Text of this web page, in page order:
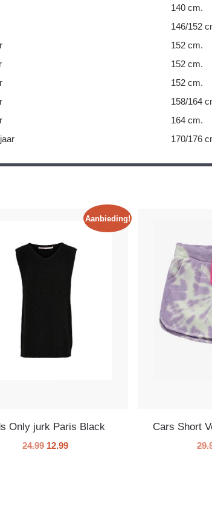
140 cm.
146/152
152 cm.
152 cm.
152 cm.
158/164
164 cm.
170/176
Aanbieding!
Only jurk Paris Black
24.99 12.99
Cars Short